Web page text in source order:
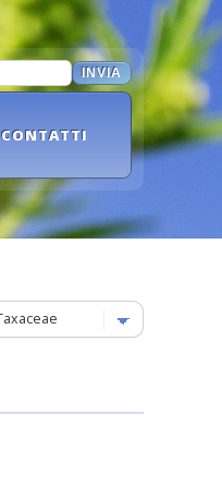
INVIA
CONTATTI